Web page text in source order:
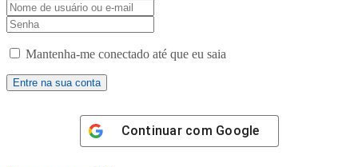
Mantenha-me conectado até que eu saia
Continuar com Google